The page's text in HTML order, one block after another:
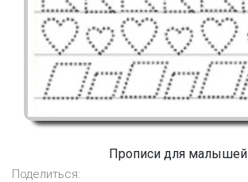
Прописи для малышей
Поделиться: